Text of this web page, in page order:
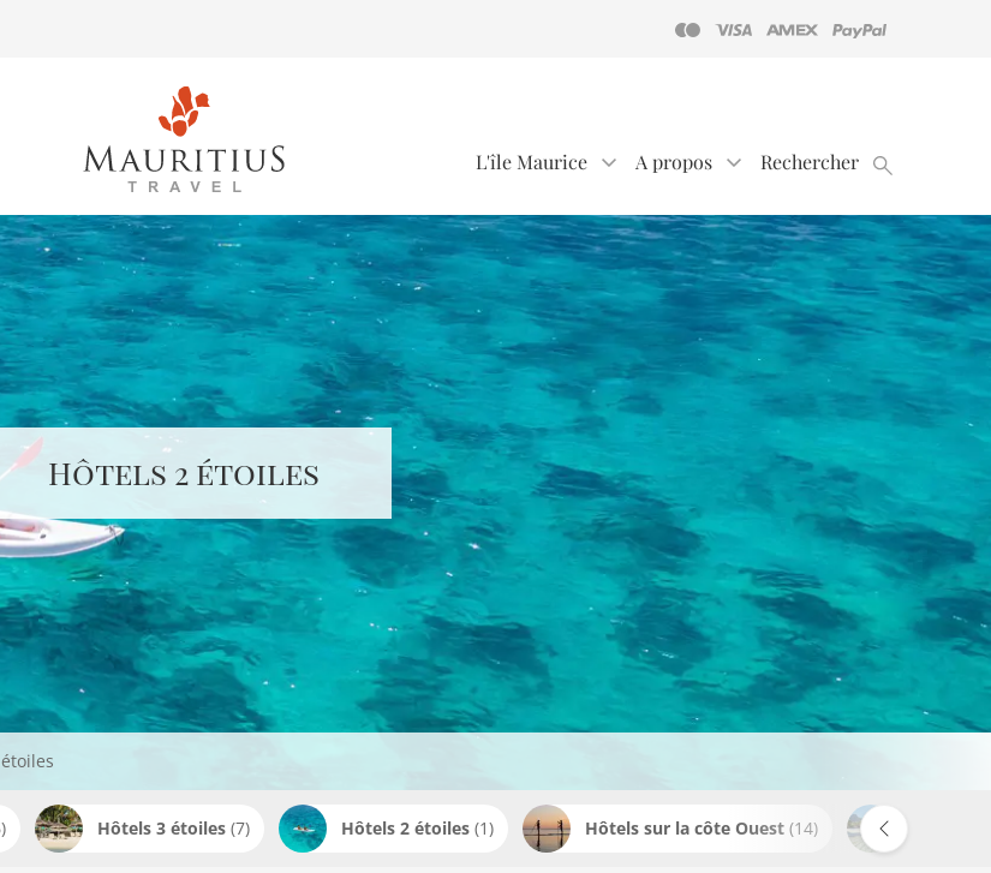
L'île Maurice A propos Rechercher
Hôtels 2 étoiles
Hôtels 3 étoiles (7) Hôtels 2 étoiles (1) Hôtels sur la côte Ouest (14)